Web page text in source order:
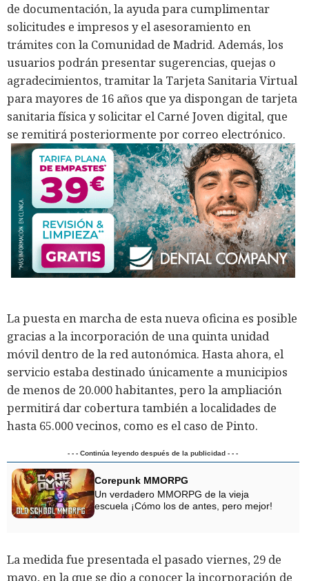
de documentación, la ayuda para cumplimentar
solicitudes e impresos y el asesoramiento en
trámites con la Comunidad de Madrid. Además, los
usuarios podrán presentar sugerencias, quejas o
agradecimientos, tramitar la Tarjeta Sanitaria Virtual
para mayores de 16 años que ya dispongan de tarjeta
sanitaria física y solicitar el Carné Joven digital, que
se remitirá posteriormente por correo electrónico.
La puesta en marcha de esta nueva oficina es posible
gracias a la incorporación de una quinta unidad
móvil dentro de la red autonómica. Hasta ahora, el
servicio estaba destinado únicamente a municipios
de menos de 20.000 habitantes, pero la ampliación
permitirá dar cobertura también a localidades de
hasta 65.000 vecinos, como es el caso de Pinto.
- - - Continúa leyendo después de la publicidad - - -
Corepunk MMORPG
Un verdadero MMORPG de la vieja
escuela ¡Cómo los de antes, pero mejor!
La medida fue presentada el pasado viernes, 29 de
mayo, en la que se dio a conocer la incorporación de